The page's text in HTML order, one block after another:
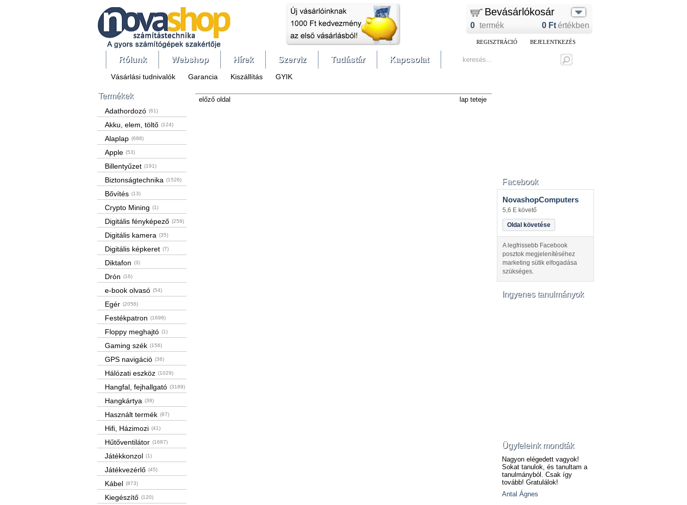
Bevásárlókosár
0 termék 0 Ftértékben
REGISZTRÁCIÓ BEJELENTKEZÉS
Rólunk Webshop Hírek Szerviz Tudástár Kapcsolat
Vásárlási tudnivalók Garancia Kiszállítás GYIK
Termékek
Adathordozó (61)
Akku, elem, töltő (124)
Alaplap (688)
Apple (53)
Billentyűzet (191)
Biztonságtechnika (1526)
Bővítés (13)
Crypto Mining (1)
Digitális fényképező (258)
Digitális kamera (35)
Digitális képkeret (7)
Diktafon (3)
Drón (16)
e-book olvasó (54)
Egér (2056)
Festékpatron (1698)
Floppy meghajtó (1)
Gaming szék (156)
GPS navigáció (36)
Hálózati eszköz (1029)
Hangfal, fejhallgató (3189)
Hangkártya (38)
Használt termék (87)
Hifi, Házimozi (41)
Hűtőventilátor (1687)
Játékkonzol (1)
Játékvezérlő (45)
Kábel (873)
Kiegészítő (120)
előző oldal lap teteje
Facebook
NovashopComputers
5,6 E követő
Oldal követése
A legfrissebb Facebook
posztok megjelenítéséhez
marketing sütik elfogadása
szükséges.
Ingyenes tanulmányok
Ügyfeleink mondták
Nagyon elégedett vagyok!
Sokat tanulok, és tanultam a
tanulmányból. Csak így
tovább! Gratulálok!
Antal Ágnes